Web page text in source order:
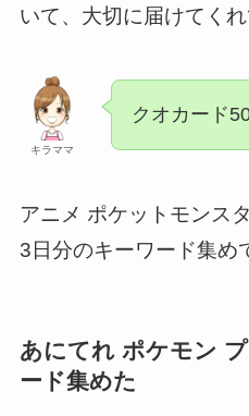
いて、大切に届けてく
キラママ
クオカード
アニメ ポケットモンス
3日分のキーワード集め
あにてれ ポケモン
ード集めた